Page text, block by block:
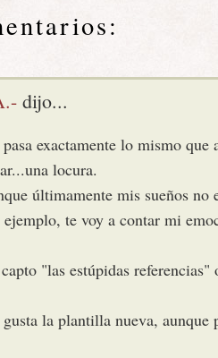
dijo...
exactamente lo mismo
locura.
últimamente mis sueños no
ejemplo, te voy a contar mi
"las estúpidas
la plantilla nueva, aunque